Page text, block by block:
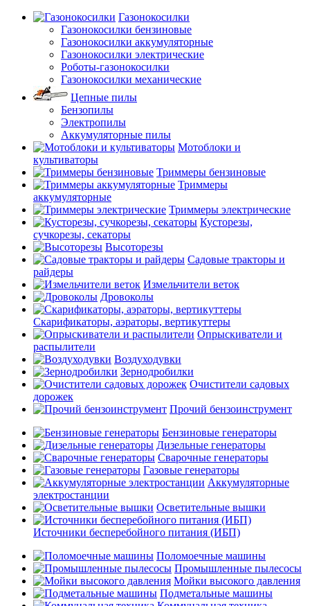
Газонокосилки
Газонокосилки бензиновые
Газонокосилки аккумуляторные
Газонокосилки электрические
Роботы-газонокосилки
Газонокосилки механические
Цепные пилы
Бензопилы
Электропилы
Аккумуляторные пилы
Мотоблоки и
культиваторы
Триммеры бензиновые
Триммеры
аккумуляторные
Триммеры электрические
Кусторезы,
сучкорезы, секаторы
Высоторезы
Садовые тракторы и
райдеры
Измельчители веток
Дровоколы
Скарификаторы, аэраторы, вертикуттеры
Опрыскиватели и
распылители
Воздуходувки
Зернодробилки
Очистители садовых
дорожек
Прочий бензоинструмент
Бензиновые генераторы
Дизельные генераторы
Сварочные генераторы
Газовые генераторы
Аккумуляторные
электростанции
Осветительные вышки
Источники бесперебойного питания (ИБП)
Поломоечные машины
Промышленные пылесосы
Мойки высокого давления
Подметальные машины